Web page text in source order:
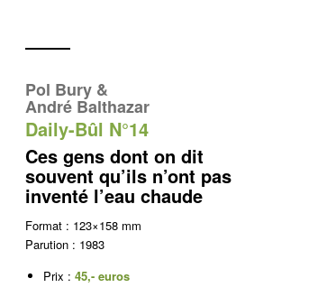
Pol Bury &
André Balthazar
Daily-Bûl N°14
Ces gens dont on dit
souvent qu’ils n’ont pas
inventé l’eau chaude
Format : 123×158 mm
Parution : 1983
Prix : 45,- euros